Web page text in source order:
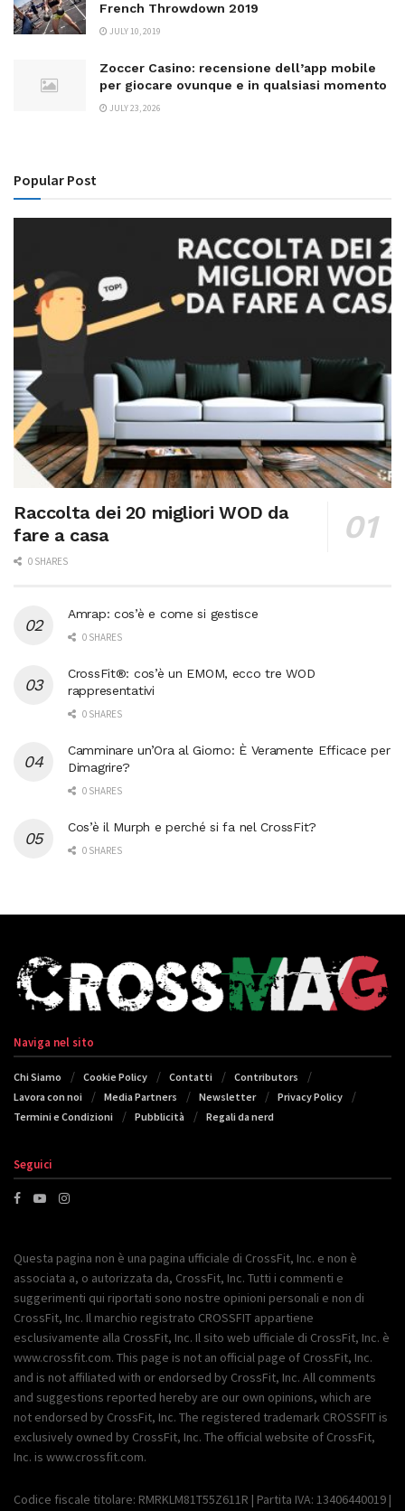
French Throwdown 2019
JULY 10, 2019
Zoccer Casino: recensione dell’app mobile
per giocare ovunque e in qualsiasi momento
JULY 23, 2026
Popular Post
Raccolta dei 20 migliori WOD da
fare a casa
0 SHARES
Amrap: cos’è e come si gestisce
0 SHARES
CrossFit®: cos’è un EMOM, ecco tre WOD
rappresentativi
0 SHARES
Camminare un’Ora al Giorno: È Veramente Efficace per
Dimagrire?
0 SHARES
Cos’è il Murph e perché si fa nel CrossFit?
0 SHARES
Naviga nel sito
Chi Siamo Cookie Policy Contatti
Contributors
Lavora con noi
Media Partners Newsletter
Privacy Policy
Termini e Condizioni
Pubblicità Regali da nerd
Seguici
Questa pagina non è una pagina ufficiale di CrossFit, Inc. e non è
associata a, o autorizzata da, CrossFit, Inc. Tutti i commenti e
suggerimenti qui riportati sono nostre opinioni personali e non di
CrossFit, Inc. Il marchio registrato CROSSFIT appartiene
esclusivamente alla CrossFit, Inc. Il sito web ufficiale di CrossFit, Inc. è
www.crossfit.com. This page is not an official page of CrossFit, Inc.
and is not affiliated with or endorsed by CrossFit, Inc. All comments
and suggestions reported hereby are our own opinions, which are
not endorsed by CrossFit, Inc. The registered trademark CROSSFIT is
exclusively owned by CrossFit, Inc. The official website of CrossFit,
Inc. is www.crossfit.com.
Codice fiscale titolare: RMRKLM81T55Z611R | Partita IVA: 13406440019 |